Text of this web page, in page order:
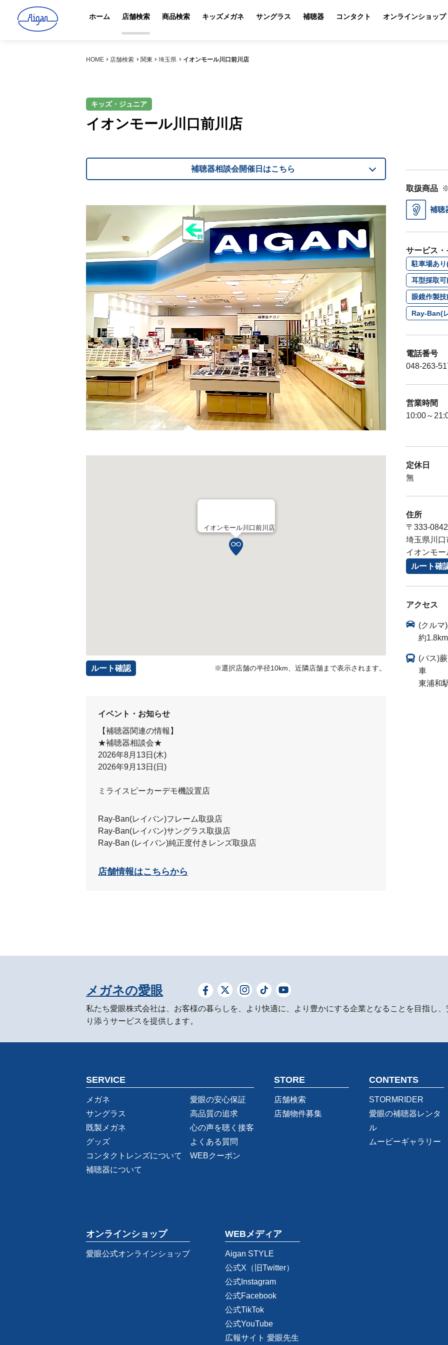
ホーム 店舗検索 商品検索 キッズメガネ サングラス 補聴器 コンタクト オンラインショップ
HOME 店舗検索 関東 埼玉県 イオンモール川口前川店
キッズ・ジュニア
イオンモール川口前川店
取扱商品
補聴
サービス・
駐車場あり
耳型採取
眼鏡作製
Ray-Ban(
電話番号
048-263-
営業時間
10:00～
定休日
無
住所
〒333-0842
埼玉県川
イオンモ
ルート確
アクセス
(クルマ
約1.8km
(バス)
車
東浦和
補聴器相談会開催日はこちら
イオンモール川口前川店
ルート確認 ※選択店舗の半径10km、近隣店舗まで表示されます。
イベント・お知らせ
【補聴器関連の情報】
★補聴器相談会★
2026年8月13日(木)
2026年9月13日(日)
ミライスピーカーデモ機設置店
Ray-Ban(レイバン)フレーム取扱店
Ray-Ban(レイバン)サングラス取扱店
Ray-Ban (レイバン)純正度付きレンズ取扱店
店舗情報はこちらから
メガネの愛眼
私たち愛眼株式会社は、お客様の暮らしを、より快適に、より豊かにする企業となることを目指し
り添うサービスを提供します。
SERVICE
メガネ
サングラス
既製メガネ
グッズ
コンタクトレンズについて
補聴器について
愛眼の安心保証
高品質の追求
心の声を聴く接客
よくある質問
WEBクーポン
STORE
店舗検索
店舗物件募集
CONTENTS
STORMRIDER
愛眼の補聴器レンタ
ル
ムービーギャラリー
オンラインショップ
愛眼公式オンラインショップ
WEBメディア
Aigan STYLE
公式X（旧Twitter）
公式Instagram
公式Facebook
公式TikTok
公式YouTube
広報サイト 愛眼先生